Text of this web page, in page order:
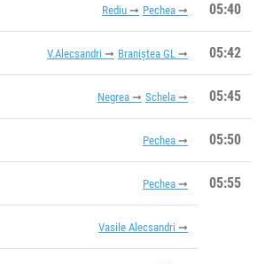
Rediu Pechea 05:40
V.Alecsandri Braniștea GL 05:42
Negrea Schela 05:45
Pechea 05:50
Pechea 05:55
Vasile Alecsandri